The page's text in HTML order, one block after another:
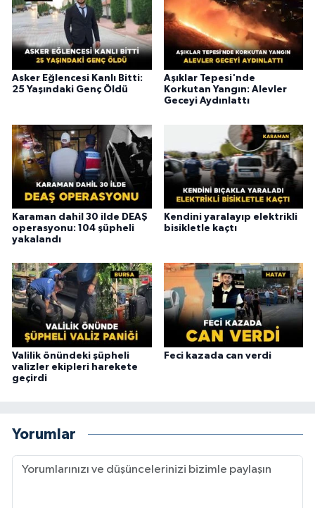
Asker Eğlencesi Kanlı Bitti:
25 Yaşındaki Genç Öldü
Aşıklar Tepesi'nde
Korkutan Yangın: Alevler
Geceyi Aydınlattı
Karaman dahil 30 ilde DEAŞ
operasyonu: 104 şüpheli
yakalandı
Kendini yaralayıp elektrikli
bisikletle kaçtı
Valilik önündeki şüpheli
valizler ekipleri harekete
geçirdi
Feci kazada can verdi
Yorumlar